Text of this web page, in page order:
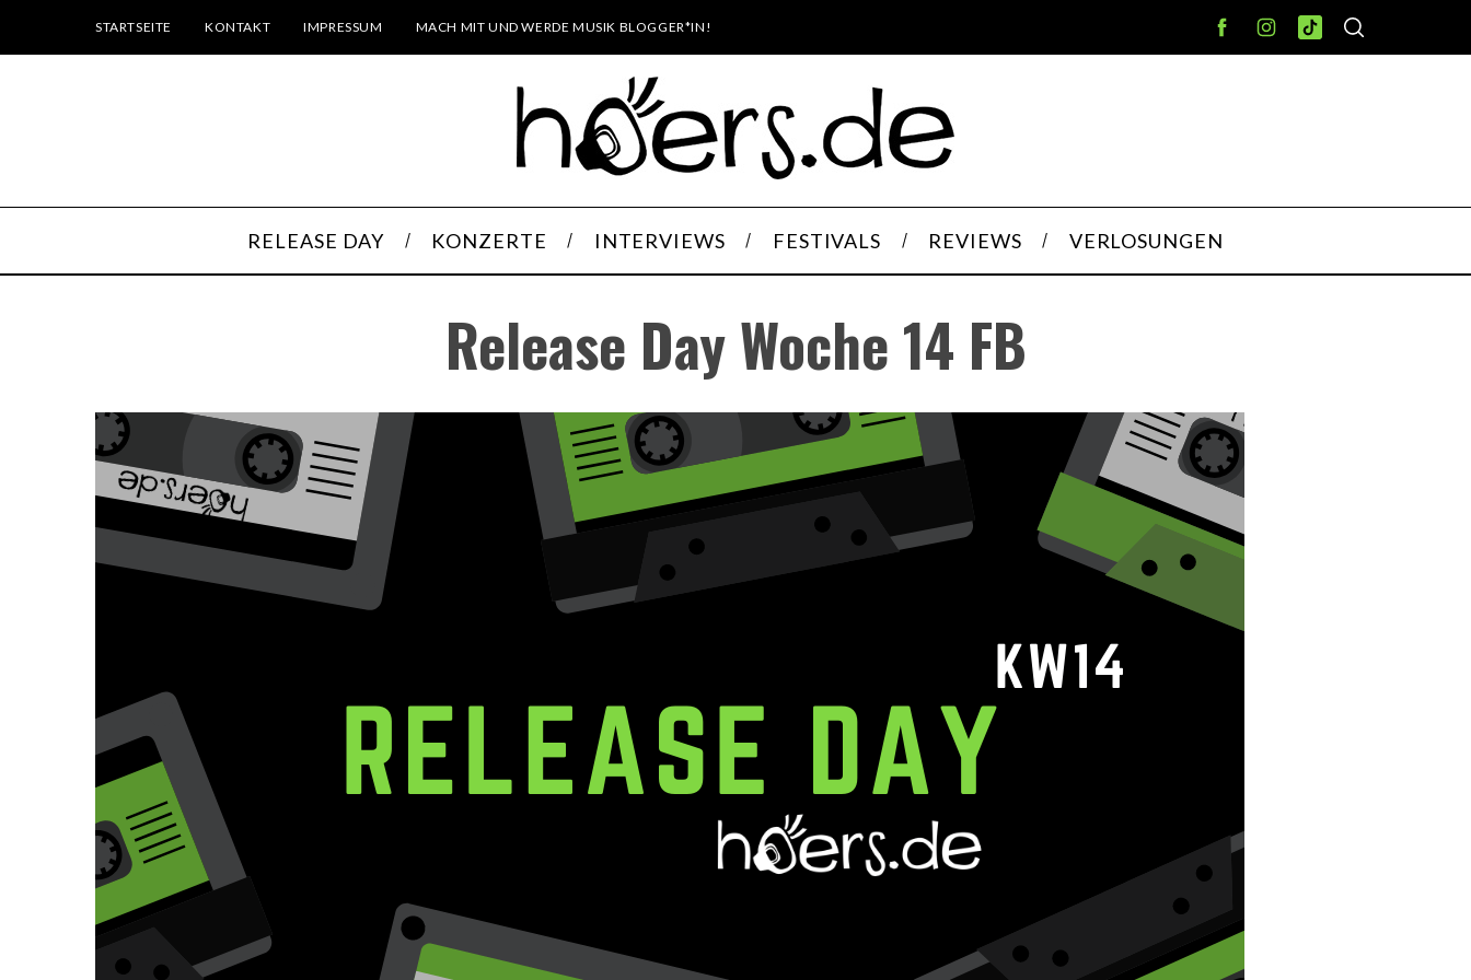
STARTSEITE KONTAKT IMPRESSUM MACH MIT UND WERDE MUSIK BLOGGER*IN!
RELEASE DAY KONZERTE INTERVIEWS FESTIVALS REVIEWS VERLOSUNGEN
Release Day Woche 14 FB